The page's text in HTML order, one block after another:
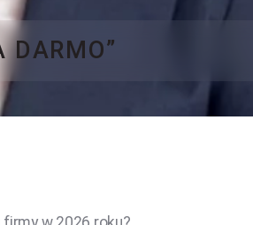
DARMO”